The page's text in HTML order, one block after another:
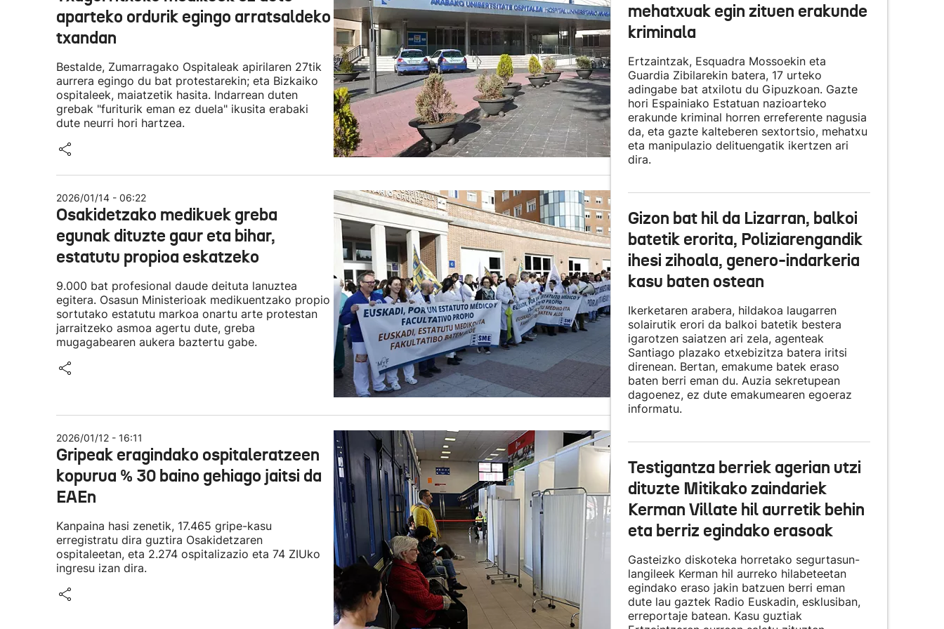
aparteko ordurik egingo arratsaldeko
txandan
Bestalde, Zumarragako Ospitaleak apirilaren 27tik
aurrera egingo du bat protestarekin; eta Bizkaiko
ospitaleek, maiatzetik hasita. Indarrean duten
grebak "furiturik eman ez duela" ikusita erabaki
dute neurri hori hartzea.
2026/01/14 - 06:22
Osakidetzako medikuek greba
egunak dituzte gaur eta bihar,
estatutu propioa eskatzeko
9.000 bat profesional daude deituta lanuztea
egitera. Osasun Ministerioak medikuentzako propio
sortutako estatutu markoa onartu arte protestan
jarraitzeko asmoa agertu dute, greba
mugagabearen aukera baztertu gabe.
2026/01/12 - 16:11
Gripeak eragindako ospitaleratzeen
kopurua % 30 baino gehiago jaitsi da
EAEn
Kanpaina hasi zenetik, 17.465 gripe-kasu
erregistratu dira guztira Osakidetzaren
ospitaleetan, eta 2.274 ospitalizazio eta 74 ZIUko
ingresu izan dira.
mehatxuak egin zituen erakunde
kriminala
Ertzaintzak, Esquadra Mossoekin eta
Guardia Zibilarekin batera, 17 urteko
adingabe bat atxilotu du Gipuzkoan. Gazte
hori Espainiako Estatuan nazioarteko
erakunde kriminal horren erreferente nagusia
da, eta gazte kalteberen sextortsio, mehatxu
eta manipulazio delituengatik ikertzen ari
dira.
Gizon bat hil da Lizarran, balkoi
batetik erorita, Poliziarengandik
ihesi zihoala, genero-indarkeria
kasu baten ostean
Ikerketaren arabera, hildakoa laugarren
solairutik erori da balkoi batetik bestera
igarotzen saiatzen ari zela, agenteak
Santiago plazako etxebizitza batera iritsi
direnean. Bertan, emakume batek eraso
baten berri eman du. Auzia sekretupean
dagoenez, ez dute emakumearen egoeraz
informatu.
Testigantza berriek agerian utzi
dituzte Mitikako zaindariek
Kerman Villate hil aurretik behin
eta berriz egindako erasoak
Gasteizko diskoteka horretako segurtasun-
langileek Kerman hil aurreko hilabeteetan
egindako eraso jakin batzuen berri eman
dute lau gaztek Radio Euskadin, esklusiban,
erreportaje batean. Kasu guztiak